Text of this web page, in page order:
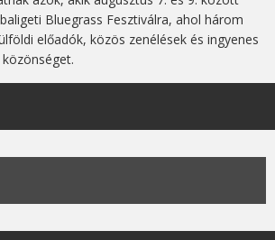
Bluegrass Fesztiválra, ahol három
előadók, közös zenélések és ingyenes